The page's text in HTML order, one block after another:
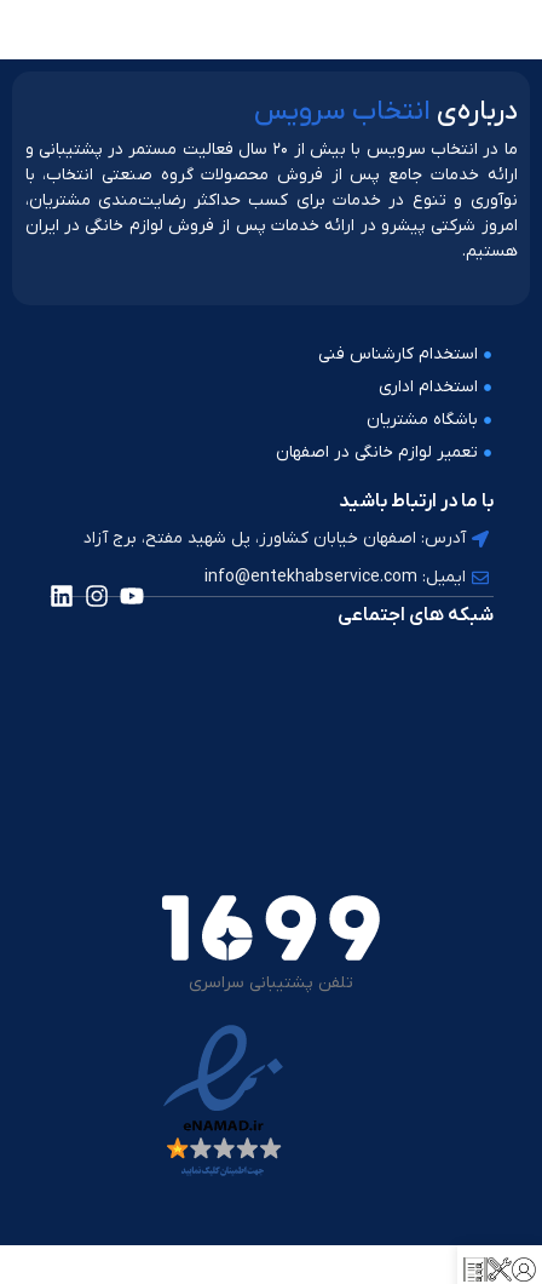
دربار‌ه‌ی انتخاب سرویس
ما در انتخاب سرویس با بیش از ۲۰ سال فعالیت مستمر در پشتیبانی و
ارائه خدمات جامع پس از فروش محصولات گروه صنعتی انتخاب، با
نوآوری و تنوع در خدمات برای کسب حداکثر رضایت‌مندی مشتریان،
امروز شرکتی پیشرو در ارائه خدمات پس از فروش لوازم خانگی در ایران
هستیم.
استخدام کارشناس فنی
استخدام اداری
باشگاه مشتریان
تعمیر لوازم خانگی در اصفهان
با ما در ارتباط باشید
آدرس: اصفهان خیابان کشاورز، پل شهید مفتح، برج آزاد
ایمیل: info@entekhabservice.com
شبکه های اجتماعی
تلفن پشتیبانی سراسری